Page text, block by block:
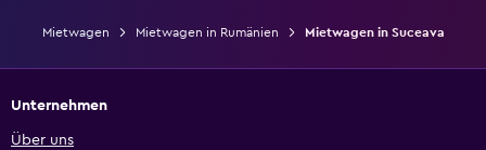
Mietwagen Mietwagen in Rumänien Mietwagen in Suceava
Unternehmen
Über uns